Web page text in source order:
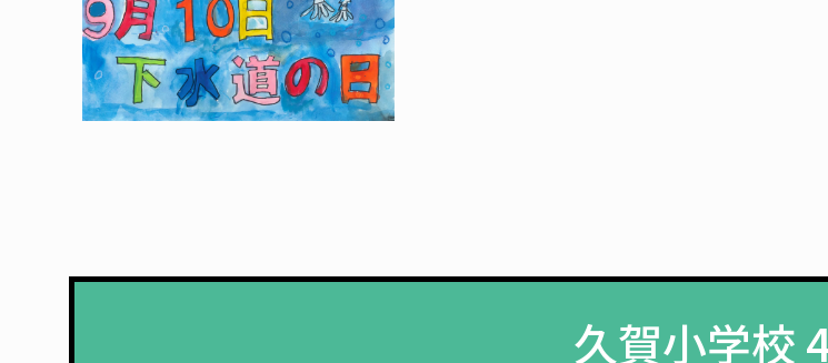
久賀小学校